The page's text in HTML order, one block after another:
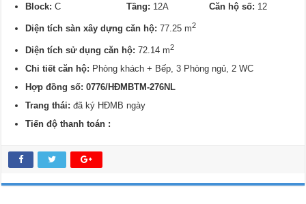
Block: CTầng: 12ACăn hộ số: 12
Diện tích sàn xây dựng căn hộ:77.25 m2
Diện tích sử dụng căn hộ: 72.14 m2
Chi tiết căn hộ: Phòng khách + Bếp, 3 Phòng ngủ, 2 WC
Hợp đồng số: 0776/HĐMBTM-276NL
Trang thái:đã ký HĐMB ngày
Tiến độ thanh toán :